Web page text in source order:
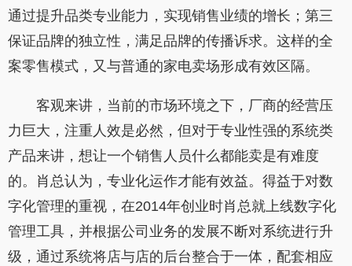
通过提升品类专业能力，实现销售业绩的增长；第三
保证品牌的独立性，满足品牌的传播诉求。这样的全
案零售模式，又与普通的家电卖场形成有效区隔。
客观来讲，当前的市场环境之下，厂商的经营压
力巨大，注重人效是必然，但对于专业性强的系统类
产品来讲，想让一个销售人员什么都能卖是有难度
的。肖总认为，专业化运作才能有效益。得益于对数
字化管理的重视，在2014年创业时肖总就上线数字化
管理工具，并根据公司业务的发展不断对系统进行升
级，通过系统将店与店的后台整合于一体，配套相应